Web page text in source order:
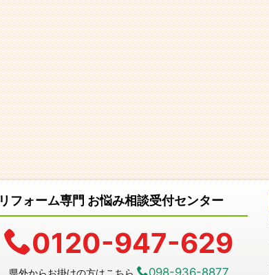
リフォーム専門 お悩み相談受付センター
0120-947-629